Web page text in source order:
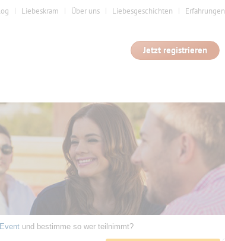
Liebeskram Über uns Liebesgeschichten Erfahrungen
Jetzt registrieren
und bestimme so wer teilnimmt?